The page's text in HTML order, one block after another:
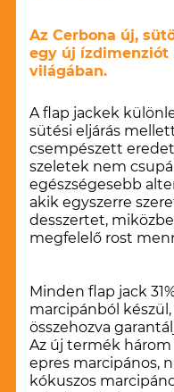
Az Cerbona új,
egy új ízdimenziót
világában.
A flap jackek
sütési eljárás
csempészett
szeletek nem
egészségesebb
akik egyszerre
desszertet,
megfelelő rost
Minden flap jack
marcipánból
összehozva
Az új termék
epres marcipános,
kókuszos